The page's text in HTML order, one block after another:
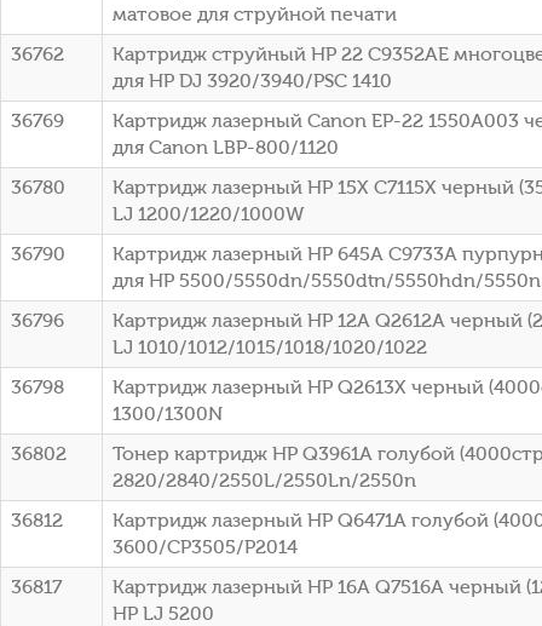
матовое для струйной печати
36762
Картридж струйный HP 22 C9352AE
для HP DJ 3920/3940/PSC 1410
36769
Картридж лазерный Canon EP-22 1550A003
для Canon LBP-800/1120
36780
Картридж лазерный HP 15X C7115X черный
LJ 1200/1220/1000W
36790
Картридж лазерный HP 645A C9733A
для HP 5500/5550dn/5550dtn/5550hdn/5550n
36796
Картридж лазерный HP 12A Q2612A черный
LJ 1010/1012/1015/1018/1020/1022
36798
Картридж лазерный HP Q2613X черный
1300/1300N
36802
Тонер картридж HP Q3961A голубой
2820/2840/2550L/2550Ln/2550n
36812
Картридж лазерный HP Q6471A голубой
3600/CP3505/P2014
36817
Картридж лазерный HP 16A Q7516A черный
HP LJ 5200